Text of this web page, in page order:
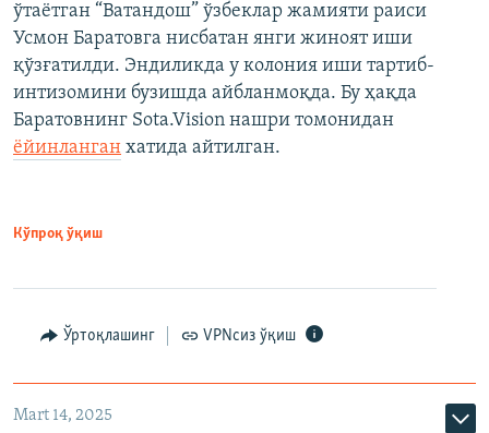
ўтаётган “Ватандош” ўзбеклар жамияти раиси
Усмон Баратовга нисбатан янги жиноят иши
қўзғатилди. Эндиликда у колония иши тартиб-
интизомини бузишда айбланмоқда. Бу ҳақда
Баратовнинг Sota.Vision нашри томонидан
ёйинланган хатида айтилган.
Кўпроқ ўқиш
Ўртоқлашинг VPNсиз ўқиш
Mart 14, 2025